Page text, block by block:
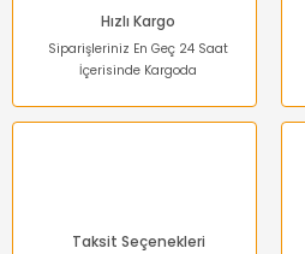
Hızlı Kargo
Siparişleriniz En Geç 24 Saat
İçerisinde Kargoda
Taksit Seçenekleri